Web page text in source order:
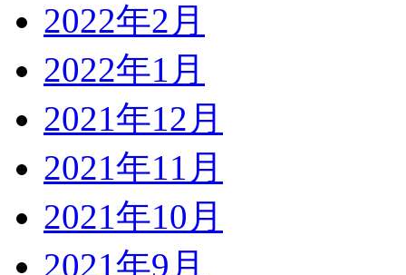
2022年2月
2022年1月
2021年12月
2021年11月
2021年10月
2021年9月